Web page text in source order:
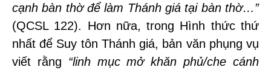
cạnh bàn thờ để làm Thánh giá tại bàn thờ…”
(QCSL 122). Hơn nữa, trong Hình thức thứ
nhất để Suy tôn Thánh giá, bản văn phụng vụ
viết rằng “linh mục mở khăn phủ/che cánh